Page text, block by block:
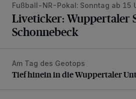
Fußball-NR-Pokal: Sonntag ab 15
Liveticker: Wuppertaler
Schonnebeck
Tief hinein in die Wuppertaler
Am Tag des Geotops
Tief hinein in die Wuppertaler